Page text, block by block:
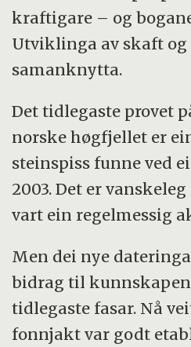
kraftigare – og
Utviklinga av skaft og
samanknytta.
Det tidlegaste provet
norske høgfjellet er
steinspiss funne ved
2003. Det er
vart ein regelmessig
Men dei nye
bidrag til
tidlegaste fasar. Nå
fonnjakt var godt